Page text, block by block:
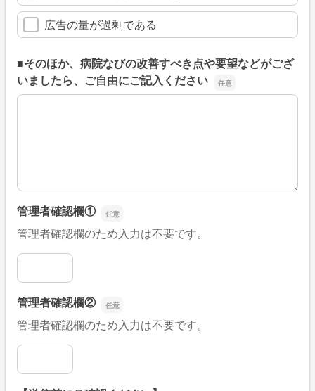
広告の量が過剰である
■そのほか、病院なびの改善すべき点や要望などがござ
いましたら、ご自由にご記入ください
■そのほか、病院なびの改善すべき点や要望などがござい
管理者確認欄①
管理者確認欄のため入力は不要です。
管理者確認欄①
管理者確認欄②
管理者確認欄のため入力は不要です。
管理者確認欄②